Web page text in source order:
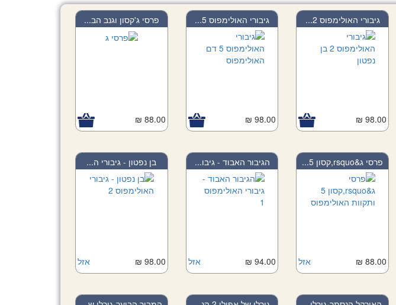
גיבורי האולימפוס 2...
98.00 ₪
גיבורי האולימפוס 5...
98.00 ₪
פרסי ג'קסון וגנב הב...
88.00 ₪
פרסי ג&rsquo,קסון 5...
אזל 88.00 ₪
הגיבור האבוד - גיבו...
אזל 94.00 ₪
בן נפטון - גיבורי ה...
אזל 98.00 ₪